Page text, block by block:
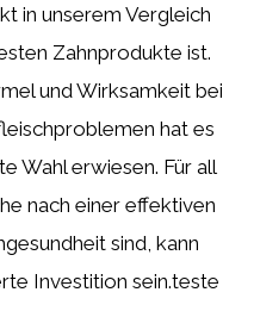
in unserem Vergleich
Zahnprodukte ist.
und Wirksamkeit bei
hat es
Wahl erwiesen. Für all
nach einer effektiven
sind, kann
Investition sein.teste